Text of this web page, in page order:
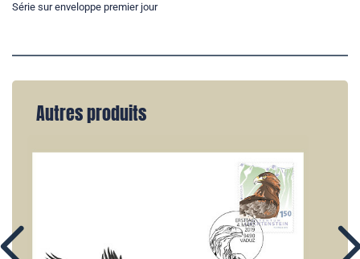
Série sur enveloppe premier jour
Autres produits